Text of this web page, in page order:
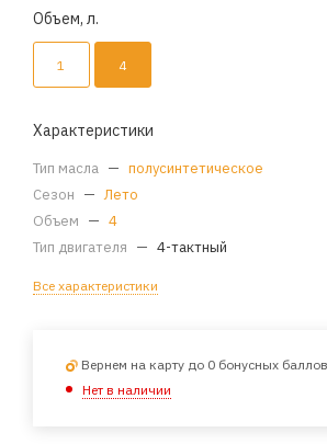
Объем, л.
1 4
Характеристики
Тип масла — полусинтетическое
Сезон — Лето
Объем — 4
Тип двигателя — 4-тактный
Все характеристики
Вернем на карту до 0 бонусных баллов
Нет в наличии